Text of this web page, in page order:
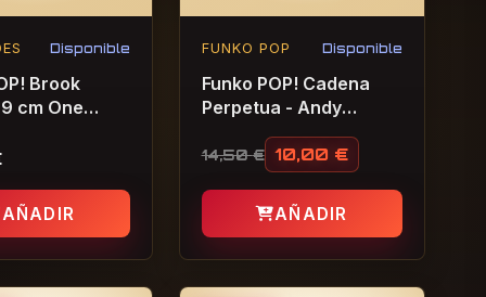
Disponible
Brook
cm One
AÑADIR
FUNKO POP Disponible
Funko POP! Cadena
Perpetua - Andy
14,50€
El precio original era: 14,50
10,00 €
El precio actual es: 10,00 €.
AÑADIR